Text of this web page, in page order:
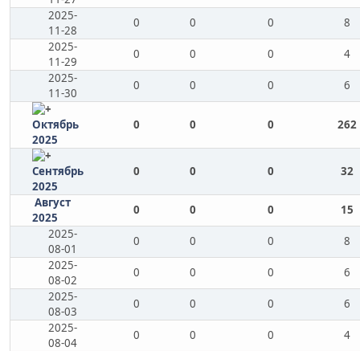
2025-
11-28
0 0 0
8
2025-
11-29
0 0 0
4
2025-
11-30
0 0 0 6
Октябрь
2025
0 0 0 262
Сентябрь
2025
0 0 0 32
Август
2025
0 0 0
15
2025-
08-01
0 0 0
8
2025-
08-02
0 0 0
6
2025-
08-03
0 0 0
6
2025-
08-04
0 0 0
4